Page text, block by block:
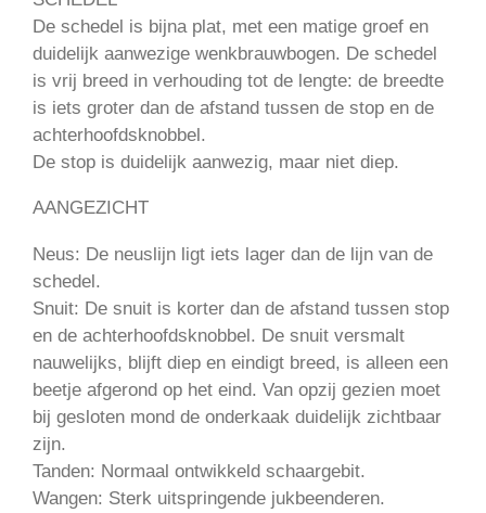
De schedel is bijna plat, met een matige groef en
duidelijk aanwezige wenkbrauwbogen. De schedel
is vrij breed in verhouding tot de lengte: de breedte
is iets groter dan de afstand tussen de stop en de
achterhoofdsknobbel.
De stop is duidelijk aanwezig, maar niet diep.
AANGEZICHT
Neus: De neuslijn ligt iets lager dan de lijn van de
schedel.
Snuit: De snuit is korter dan de afstand tussen stop
en de achterhoofdsknobbel. De snuit versmalt
nauwelijks, blijft diep en eindigt breed, is alleen een
beetje afgerond op het eind. Van opzij gezien moet
bij gesloten mond de onderkaak duidelijk zichtbaar
zijn.
Tanden: Normaal ontwikkeld schaargebit.
Wangen: Sterk uitspringende jukbeenderen.